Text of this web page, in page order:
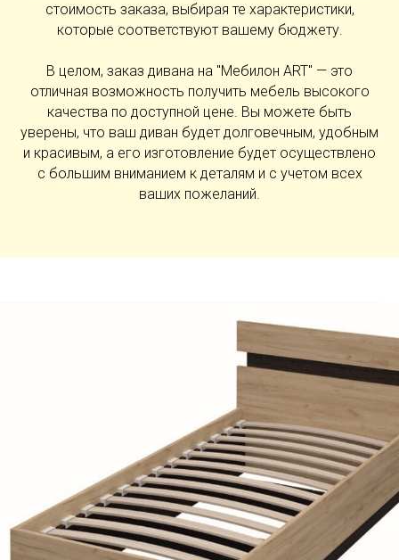
стоимость заказа, выбирая те характеристики,
которые соответствуют вашему бюджету.
В целом, заказ дивана на "Мебилон ART" — это
отличная возможность получить мебель высокого
качества по доступной цене. Вы можете быть
уверены, что ваш диван будет долговечным, удобным
и красивым, а его изготовление будет осуществлено
с большим вниманием к деталям и с учетом всех
ваших пожеланий.